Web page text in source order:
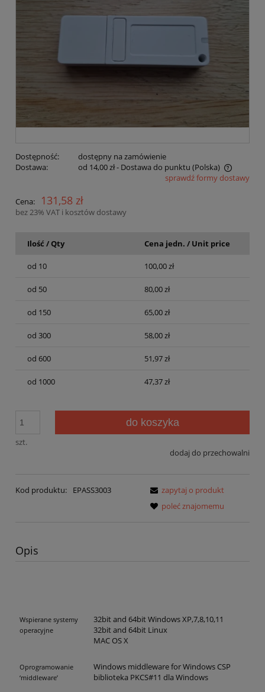
Dostępność:
dostępny na zamówienie
Dostawa:
od 14,00 zł- Dostawa do punktu (Polska)
Cena nie zawiera ewentualnych kosztów płatnościsprawdź formy dostawy
Cena: 131,58 zł
bez 23% VAT i kosztów dostawy
Ilość / Qty Cena jedn. / Unit price
od 10 100,00 zł
od 50 80,00 zł
od 150 65,00 zł
od 300 58,00 zł
od 600 51,97 zł
od 1000 47,37 zł
szt.
do koszyka
dodaj do przechowalni
Kod produktu: EPASS3003
zapytaj o produkt
poleć znajomemu
Opis
Wspierane systemy
operacyjne
32bit and 64bit Windows XP,7,8,10,11
32bit and 64bit Linux
MAC OS X
Oprogramowanie
‘middleware’
Windows middleware for Windows CSP
biblioteka PKCS#11 dla Windows